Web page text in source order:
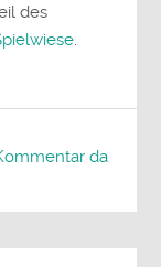
des
da